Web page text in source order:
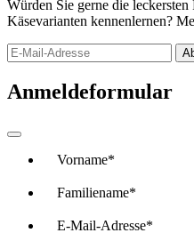
Würden Sie gerne die
Käsevarianten kennenlernen?
Anmeldeformular
Vorname*
Familiename*
E-Mail-Adresse*